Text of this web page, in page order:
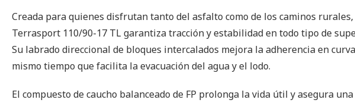
Creada para quienes disfrutan tanto del asfalto como de los caminos rurales,
Terrasport 110/90-17 TL garantiza tracción y estabilidad en todo tipo de
Su labrado direccional de bloques intercalados mejora la adherencia en
mismo tiempo que facilita la evacuación del agua y el lodo.
El compuesto de caucho balanceado de FP prolonga la vida útil y asegura una